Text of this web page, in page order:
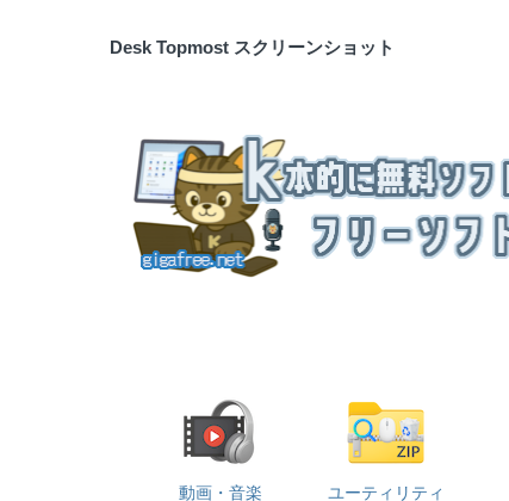
Desk Topmost スクリーンショット
動画・音楽 ユーティリティ